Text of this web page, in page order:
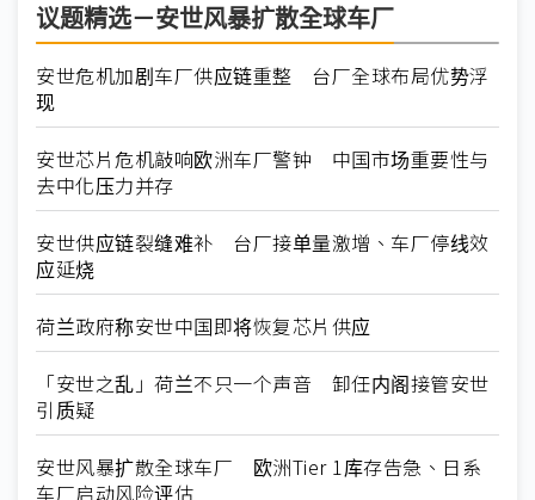
议题精选－安世风暴扩散全球车厂
安世危机加剧车厂供应链重整 台厂全球布局优势浮
现
安世芯片危机敲响欧洲车厂警钟 中国市场重要性与
去中化压力并存
安世供应链裂缝难补 台厂接单量激增、车厂停线效
应延烧
荷兰政府称安世中国即将恢复芯片供应
「安世之乱」荷兰不只一个声音 卸任内阁接管安世
引质疑
安世风暴扩散全球车厂 欧洲Tier 1库存告急、日系
车厂启动风险评估